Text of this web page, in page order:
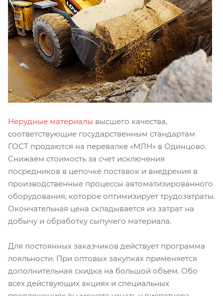
Нерудные материалы высшего качества,
соответствующие государственным стандартам
ГОСТ продаются на перевалке «МЛН» в Одинцово.
Снижаем стоимость за счет исключения
посредников в цепочке поставок и внедрения в
производственные процессы автоматизированного
оборудования, которое оптимизирует трудозатраты.
Окончательная цена складывается из затрат на
добычу и обработку сыпучего материала.
Для постоянных заказчиков действует программа
лояльности. При оптовых закупках применяется
дополнительная скидка на большой объем. Обо
всех действующих акциях и специальных